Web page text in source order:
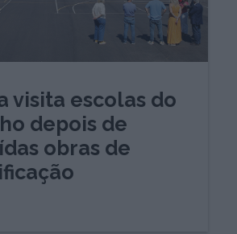
visita escolas do
depois de
obras de